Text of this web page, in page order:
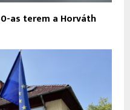
as terem a Horváth